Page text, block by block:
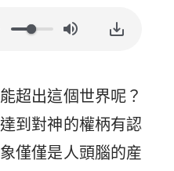
超出這個世界呢？
到對神的權柄有認
僅僅是人頭腦的産